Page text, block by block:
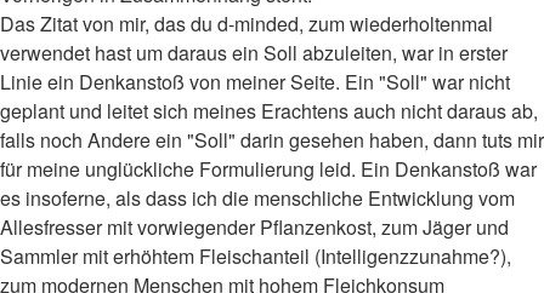
Das Zitat von mir, das du d-minded, zum wiederholtenmal
verwendet hast um daraus ein Soll abzuleiten, war in erster
Linie ein Denkanstoß von meiner Seite. Ein "Soll" war nicht
geplant und leitet sich meines Erachtens auch nicht daraus ab,
falls noch Andere ein "Soll" darin gesehen haben, dann tuts mir
für meine unglückliche Formulierung leid. Ein Denkanstoß war
es insoferne, als dass ich die menschliche Entwicklung vom
Allesfresser mit vorwiegender Pflanzenkost, zum Jäger und
Sammler mit erhöhtem Fleischanteil (Intelligenzzunahme?),
zum modernen Menschen mit hohem Fleichkonsum